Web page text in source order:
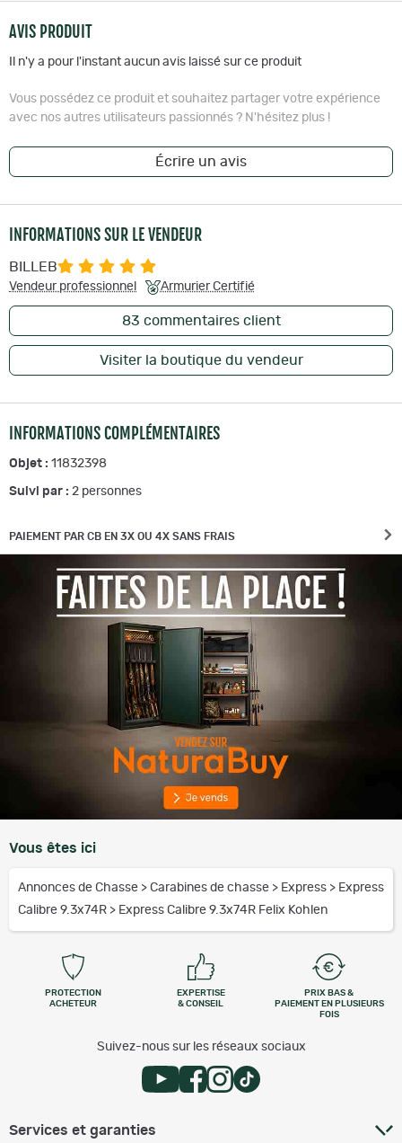
AVIS PRODUIT
Il n'y a pour l'instant aucun avis laissé sur ce produit
Vous possédez ce produit et souhaitez partager votre expérience
avec nos autres utilisateurs passionnés ? N'hésitez plus !
Écrire un avis
INFORMATIONS SUR LE VENDEUR
BILLEB
Vendeur professionnel Armurier Certifié
83 commentaires client
Visiter la boutique du vendeur
INFORMATIONS COMPLÉMENTAIRES
Objet : 11832398
Suivi par : 2 personnes
PAIEMENT PAR CB EN 3X OU 4X SANS FRAIS
Vous êtes ici
Annonces de Chasse > Carabines de chasse > Express > Express
Calibre 9.3x74R > Express Calibre 9.3x74R Felix Kohlen
PROTECTION
ACHETEUR
EXPERTISE
& CONSEIL
PRIX BAS &
PAIEMENT EN PLUSIEURS
FOIS
Suivez-nous sur les réseaux sociaux
Services et garanties